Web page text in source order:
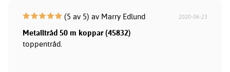
(5 av 5) av Marry Edlund 2020-06-23
Metalltråd 50 m koppar (45832)
toppentråd.